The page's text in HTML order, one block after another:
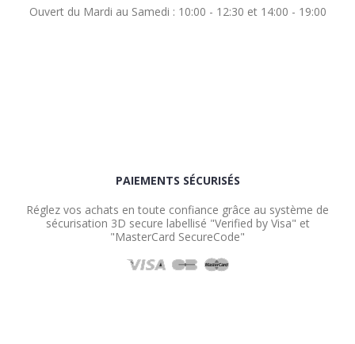
Ouvert du Mardi au Samedi : 10:00 - 12:30 et 14:00 - 19:00
PAIEMENTS SÉCURISÉS
Réglez vos achats en toute confiance grâce au système de
sécurisation 3D secure labellisé "Verified by Visa" et
"MasterCard SecureCode"